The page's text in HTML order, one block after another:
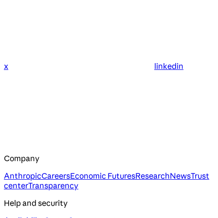
x linkedin
Company
AnthropicCareersEconomic FuturesResearchNewsTrust
centerTransparency
Help and security